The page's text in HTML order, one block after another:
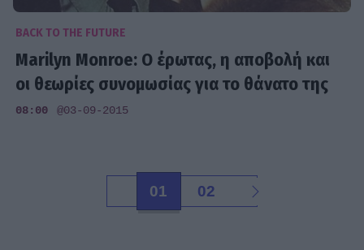
BACK TO THE FUTURE
Marilyn Monroe: Ο έρωτας, η αποβολή και
οι θεωρίες συνομωσίας για το θάνατο της
08:00 @03-09-2015
01 02